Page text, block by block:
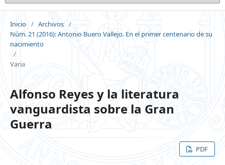
Inicio / Archivos /
Núm. 21 (2016): Antonio Buero Vallejo. En el primer centenario de su
nacimiento
/
Varia
Alfonso Reyes y la literatura
vanguardista sobre la Gran
Guerra
PDF